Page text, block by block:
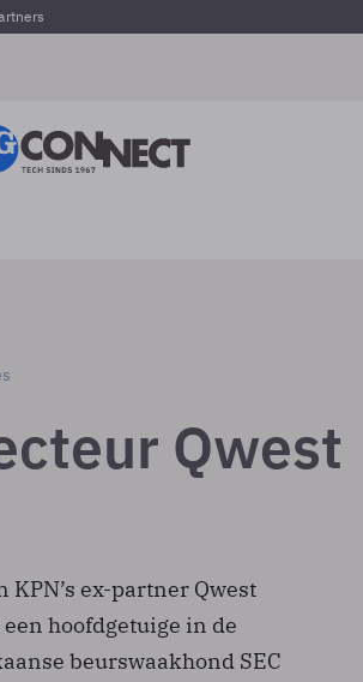
Qwest
ex-partner Qwest
hoofdgetuige in de
beurswaakhond SEC